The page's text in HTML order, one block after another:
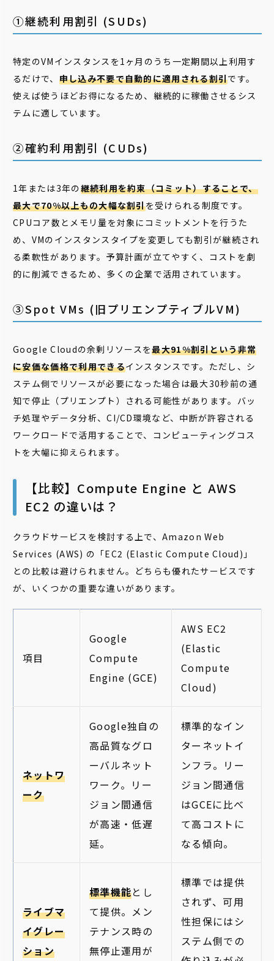
①継続利用割引 (SUDs)
特定のVMインスタンスを1ヶ月のうち一定期間以上利用す
るだけで、 申し込み不要で自動的に適用される割引です。
使えば使うほどお得になるため、継続的に稼働させるシス
テムに適しています。
②確約利用割引 (CUDs)
1年または3年の継続利用を約束（コミット）することで、
最大で70%以上もの大幅な割引を受けられる制度です。
CPUコア数とメモリ量を対象にコミットメントを行うた
め、VMのインスタンスタイプを変更しても割引が継続され
る柔軟性があります。予算計画が立てやすく、コストを劇
的に削減できるため、多くの企業で活用されています。
③Spot VMs (旧プリエンプティブルVM)
Google Cloudの余剰リソースを最大91%割引という非常
に安価な価格で利用できるインスタンスです。ただし、シ
ステム側でリソースが必要になった場合は最大30秒前の通
知で停止（プリエンプト）される可能性があります。バッ
チ処理やデータ分析、CI/CD環境など、中断が許容される
ワークロードで活用することで、コンピューティングコス
トを大幅に抑えられます。
【比較】Compute Engine と AWS
EC2 の違いは？
クラウドサービスを検討する上で、Amazon Web
Services (AWS) の「EC2 (Elastic Compute Cloud)」
との比較は避けられません。どちらも優れたサービスです
が、いくつかの重要な違いがあります。
項目
Google
Compute
Engine (GCE)
AWS EC2
(Elastic
Compute
Cloud)
ネットワ
ーク
Google独自の
高品質なグロ
ーバルネット
ワーク。リー
ジョン間通信
が高速・低遅
延。
標準的なイン
ターネットイ
ンフラ。リー
ジョン間通信
はGCEに比べ
て高コストに
なる傾向。
ライブマ
イグレー
ション
標準機能とし
て提供。メン
テナンス時の
無停止運用が
標準では提供
されず、可用
性担保にはシ
ステム側での